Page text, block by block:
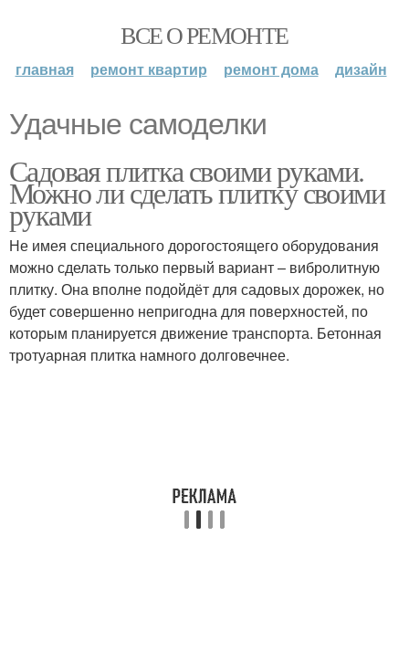
ВСЕ О РЕМОНТЕ
главная ремонт квартир ремонт дома дизайн
Удачные самоделки
Садовая плитка своими руками.
Можно ли сделать плитку своими
руками
Не имея специального дорогостоящего оборудования
можно сделать только первый вариант – вибролитную
плитку. Она вполне подойдёт для садовых дорожек, но
будет совершенно непригодна для поверхностей, по
которым планируется движение транспорта. Бетонная
тротуарная плитка намного долговечнее.